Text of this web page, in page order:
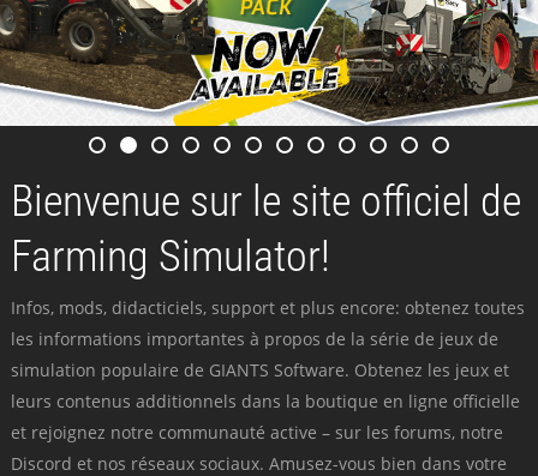
Bienvenue sur le site officiel de
Farming Simulator!
Infos, mods, didacticiels, support et plus encore: obtenez toutes
les informations importantes à propos de la série de jeux de
simulation populaire de GIANTS Software. Obtenez les jeux et
leurs contenus additionnels dans la boutique en ligne officielle
et rejoignez notre communauté active – sur les forums, notre
Discord et nos réseaux sociaux. Amusez-vous bien dans votre